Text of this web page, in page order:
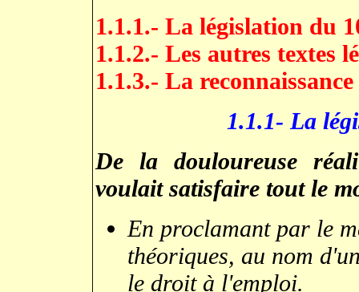
1.1.1.- La législation du
1.1.2.- Les autres textes
1.1.3.- La
1.1.1- La
De la douloureuse
voulait satisfaire tout le
En proclamant par le
théoriques, au nom
le droit à l'emploi.